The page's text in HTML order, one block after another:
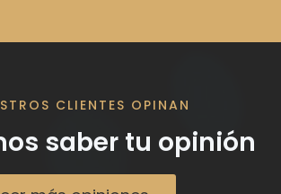
CLIENTES OPINAN
saber tu opinión